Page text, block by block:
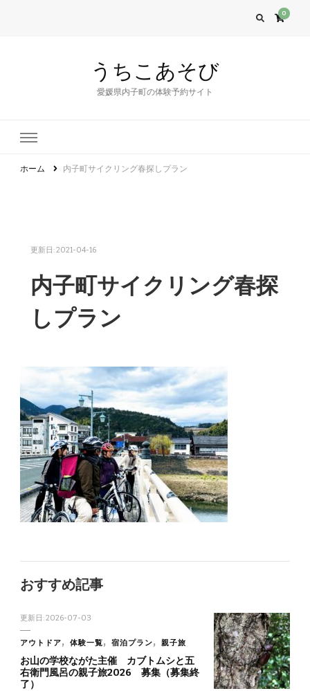
0
うちこあそび
愛媛県内子町の体験予約サイト
ホーム 内子町サイクリング春探しプラン
更新日:2021-04-16
内子町サイクリング春探
しプラン
おすすめ記事
更新日:2026-07-03
アウトドア 体験一覧 宿泊プラン 親子旅
お山の学校ながた主催 カブトムシと五
右衛門風呂の親子旅2026 募集（募集終
了）